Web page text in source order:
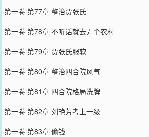
第一卷 第77章 整治贾张氏
第一卷 第78章 不听话就去弄个农村
第一卷 第79章 贾张氏服软
第一卷 第80章 整治四合院风气
第一卷 第81章 四合院格局洗牌
第一卷 第82章 刘艳芳考上一级
第一卷 第83章 偷钱